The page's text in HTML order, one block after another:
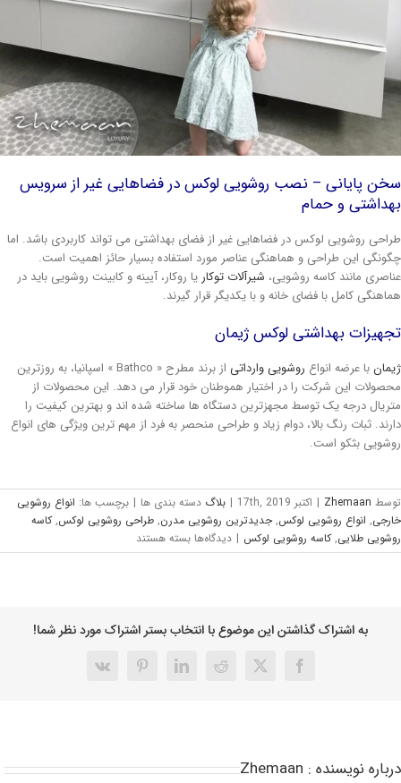
پایانی – نصب روشویی لوکس در فضاهایی غیر از سرویس
و حمام
روشویی لوکس در فضاهایی غیر از فضای بهداشتی می تواند کاربردی باشد. اما
این طراحی و هماهنگی عناصر مورد استفاده بسیار حائز اهمیت است.
مانند کاسه روشویی،شیرآلات توکاریا روکار، آیینه و کابینت روشویی باید در
کامل با فضای خانه و با یکدیگر قرار گیرند.
بهداشتی لوکس ژیمان
با عرضه انواعروشویی وارداتی
از برند مطرح « Bathco » اسپانیا، به روزترین
این شرکت را در اختیار هموطنان خود قرار می دهد. این محصولات از
درجه یک توسط مجهزترین دستگاه ها ساخته شده اند و بهترین کیفیت را
ثبات رنگ بالا، دوام زیاد و طراحی منحصر به فرد از مهم ترین ویژگی های انواع
بثکو است.
Zhemaan
| اکتبر 17th, 2019 | بلاگدسته بندی ها | برچسب ها:انواع روشویی
,انواع روشویی لوکس,جدیدترین روشویی مدرن,طراحی روشویی لوکس,کاسه
طلایی,کاسه روشویی لوکس | دیدگاه‌هابسته هستند
به اشتراک گذاشتن این موضوع با انتخاب بستر اشتراک مورد نظر شما!
نویسنده : Zhemaan